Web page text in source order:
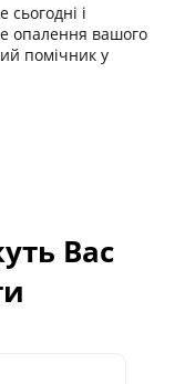
і
опалення вашого
помічник у
Вас